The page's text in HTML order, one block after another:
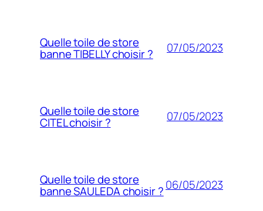
Quelle toile de store
banne TIBELLY choisir ? 07/05/2023
Quelle toile de store
CITEL choisir ? 07/05/2023
Quelle toile de store
banne SAULEDA choisir ?06/05/2023